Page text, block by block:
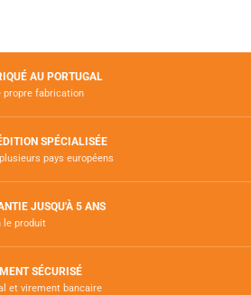
AU PORTUGAL
propre fabrication
SPÉCIALISÉE
pays européens
JUSQU'À 5 ANS
le produit
SÉCURISÉ
et virement bancaire